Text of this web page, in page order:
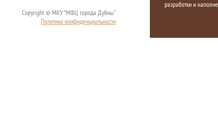
Copyright © МКУ "МФЦ города Дубны"
Политика конфиденциальности
разработки и